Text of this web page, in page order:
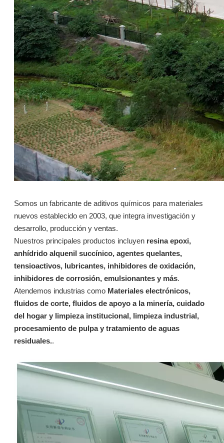
C18A: Desengrasante tensioactivo no iónico versátil y ecológico
Preguntar
C18A: Desengrasante tensioactivo no iónico versátil y ecológico
Preguntar
Preguntar
LS15: dispersante de policarboxilato ecológico para aplicaciones amplias
Preguntar
Preguntar Preguntar
Somos un fabricante de aditivos químicos para materiales
nuevos establecido en 2003, que integra investigación y
desarrollo, producción y ventas.
Nuestros principales productos incluyen resina epoxi,
anhídrido alquenil succínico, agentes quelantes,
tensioactivos, lubricantes, inhibidores de oxidación,
inhibidores de corrosión, emulsionantes y más.
Atendemos industrias como Materiales electrónicos,
fluidos de corte, fluidos de apoyo a la minería, cuidado
del hogar y limpieza institucional, limpieza industrial,
procesamiento de pulpa y tratamiento de aguas
residuales..